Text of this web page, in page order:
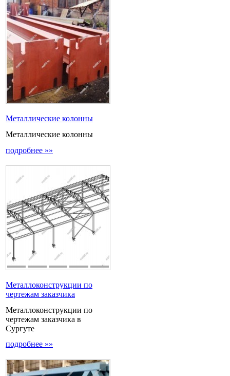
Металлические колонны
Металлические колонны
подробнее »»
Металлоконструкции по
чертежам заказчика
Металлоконструкции по
чертежам заказчика в
Сургуте
подробнее »»